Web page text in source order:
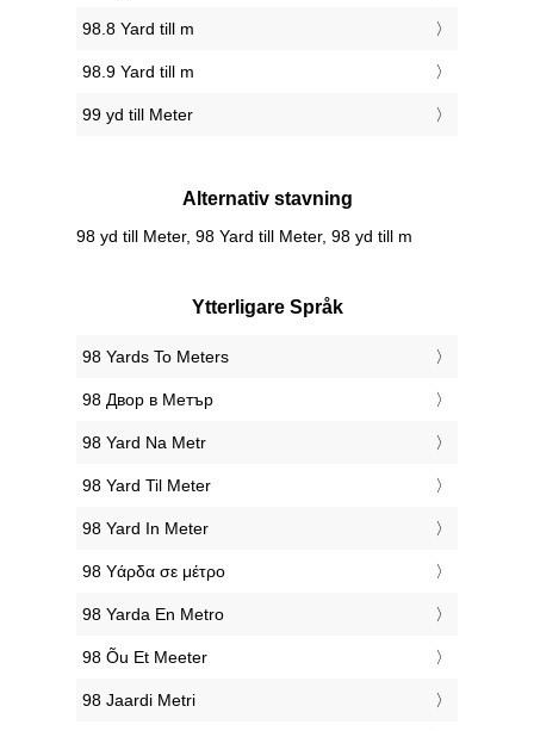
98.8 Yard till m
98.9 Yard till m
99 yd till Meter
Alternativ stavning
98 yd till Meter, 98 Yard till Meter, 98 yd till m
Ytterligare Språk
‎98 Yards To Meters
‎98 Двор в Метър
‎98 Yard Na Metr
‎98 Yard Til Meter
‎98 Yard In Meter
‎98 Υάρδα σε μέτρο
‎98 Yarda En Metro
‎98 Õu Et Meeter
‎98 Jaardi Metri